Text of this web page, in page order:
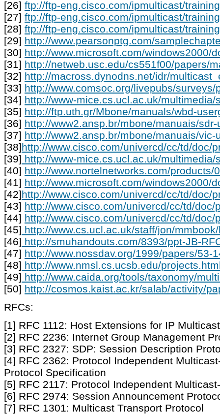
[26] ftp://ftp-eng.cisco.com/ipmulticast/
[27] ftp://ftp-eng.cisco.com/ipmulticast/
[28] ftp://ftp-eng.cisco.com/ipmulticast/
[29] http://www.pearsonptg.com/
[30] http://www.microsoft.com/windows2000/
[31] http://netweb.usc.edu/cs551f00/papers/
[32] http://macross.dynodns.net/idr/
[33] http://www.comsoc.org/livepubs/
[34] http://www-mice.cs.ucl.ac.uk/
[35] http://ftp.uth.gr/Mbone/manuals/wbd-
[36] http://www2.ansp.br/mbone/manuais/
[37] http://www2.ansp.br/mbone/manuais/vic-
[38]http://www.cisco.com/univercd/cc/td/doc/
[39] http://www-mice.cs.ucl.ac.uk/multimedia/
[40] http://www.nortelnetworks.com/products/
[41] http://www.microsoft.com/windows2000/
[42]http://www.cisco.com/univercd/cc/td/doc/
[43] http://www.cisco.com/univercd/cc/td/
[44] http://www.cisco.com/univercd/cc/td/
[45] http://www.cs.ucl.ac.uk/staff/jon/
[46] http://smuhandouts.com/8393/ppt-JB-
[47] http://www.nossdav.org/1999/papers/53-
[48] http://www.nmsl.cs.ucsb.edu/
[49] http://www.caida.org/tools/taxonomy/
[50] http://cosmos.kaist.ac.kr/salab/activity/
RFCs:
[1] RFC 1112: Host Extensions for IP
[2] RFC 2236: Internet Group Management
[3] RFC 2327: SDP: Session Description
[4] RFC 2362: Protocol Independent
Protocol Specification
[5] RFC 2117: Protocol Independent
[6] RFC 2974: Session Announcement
[7] RFC 1301: Multicast Transport Protocol